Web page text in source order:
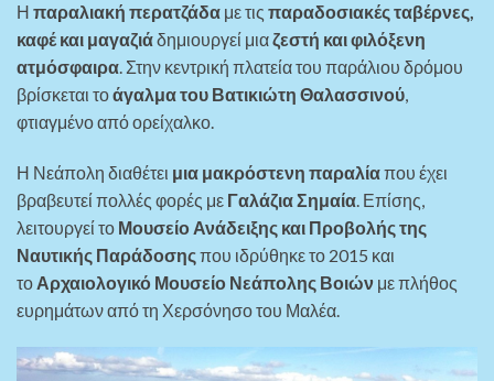
Η παραλιακή περατζάδα με τις παραδοσιακές ταβέρνες,
καφέ και μαγαζιάδημιουργεί μιαζεστή και φιλόξενη
ατμόσφαιρα. Στην κεντρική πλατεία του παράλιου δρόμου
βρίσκεται τοάγαλμα του Βατικιώτη Θαλασσινού,
φτιαγμένο από ορείχαλκο.
Η Νεάπολη διαθέτει μια μακρόστενη παραλίαπου έχει
βραβευτεί πολλές φορές με Γαλάζια Σημαία. Επίσης,
λειτουργεί το Μουσείο Ανάδειξης και Προβολής της
Ναυτικής Παράδοσηςπου ιδρύθηκε το 2015 και
το Αρχαιολογικό Μουσείο Νεάπολης Βοιών με πλήθος
ευρημάτων από τη Χερσόνησο του Μαλέα.